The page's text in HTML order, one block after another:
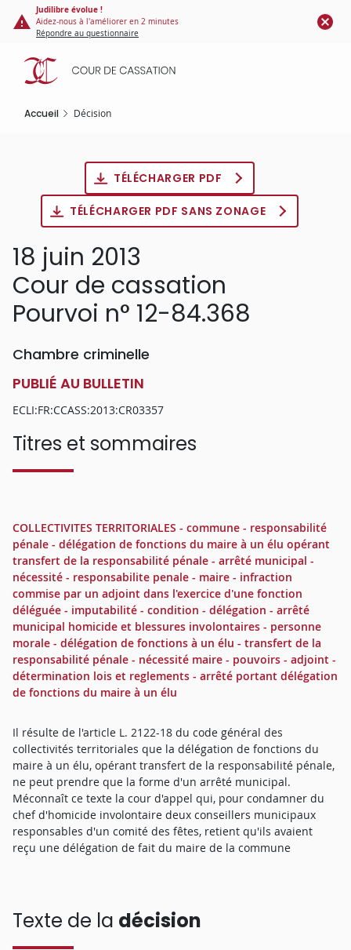
Panneau de gestion des cookies
contenu
principal
Judilibre évolue !
Aidez-nous à l'améliorer en 2 minutes
Répondre au questionnaire
Accueil Décision
TÉLÉCHARGER PDF
TÉLÉCHARGER PDF SANS ZONAGE
18 juin 2013
Cour de cassation
Pourvoi n° 12-84.368
Chambre criminelle
PUBLIÉ AU BULLETIN
ECLI:FR:CCASS:2013:CR03357
Titres et sommaires
COLLECTIVITES TERRITORIALES - commune - responsabilité
pénale - délégation de fonctions du maire à un élu opérant
transfert de la responsabilité pénale - arrêté municipal -
nécessité - responsabilite penale - maire - infraction
commise par un adjoint dans l'exercice d'une fonction
déléguée - imputabilité - condition - délégation - arrêté
municipal homicide et blessures involontaires - personne
morale - délégation de fonctions à un élu - transfert de la
responsabilité pénale - nécessité maire - pouvoirs - adjoint -
détermination lois et reglements - arrêté portant délégation
de fonctions du maire à un élu
Il résulte de l'article L. 2122-18 du code général des
collectivités territoriales que la délégation de fonctions du
maire à un élu, opérant transfert de la responsabilité pénale,
ne peut prendre que la forme d'un arrêté municipal.
Méconnaît ce texte la cour d'appel qui, pour condamner du
chef d'homicide involontaire deux conseillers municipaux
responsables d'un comité des fêtes, retient qu'ils avaient
reçu une délégation de fait du maire de la commune
Texte de la décision